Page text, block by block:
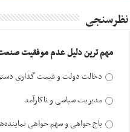
نظرسنجی
مهم ترین دلیل عدم موفقیت
دخالت دولت و قیمت گذاری
مدیریت سیاسی و ناکارآمد
باج خواهی و سهم خواهی